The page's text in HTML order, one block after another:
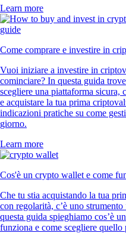
Learn more
Come comprare e investire in
Vuoi iniziare a investire in
cominciare? In questa guida
scegliere una piattaforma sicura,
e acquistare la tua prima
indicazioni pratiche su come
giorno.
Learn more
Cos'è un crypto wallet e come
Che tu stia acquistando la tua
con regolarità, c’è uno
questa guida spieghiamo cos’è
funziona e come scegliere quello